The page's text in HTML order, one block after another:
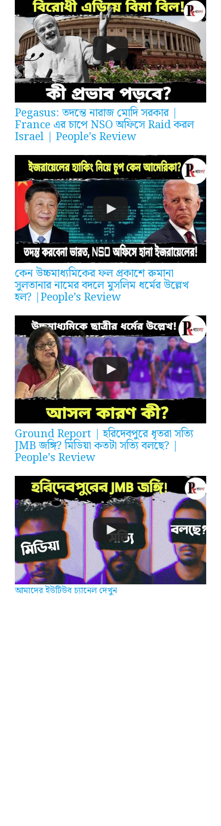
Pegasus: তদন্তে নারাজ মোদি সরকার |
France এর চাপে NSO অফিসে Raid করল
Israel | People’s Review
কেন উচ্চমাধ্যমিকের ফল প্রকাশে রুমানা
সুলতানার নামের বদলে মুসলিম ধর্মের উল্লেখ
হল? |People’s Review
Ground Report | হরিদেবপুরে ধৃতরা সত্যি
JMB জঙ্গি? মিডিয়া কতটা সত্যি বলছে? |
People’s Review
আমাদের ইউটিউব চ্যানেল দেখুন